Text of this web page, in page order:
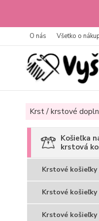
O nás Všetko o
Krst / krstové
Košieľka
krstová
Krstové
Krstové
Krstové